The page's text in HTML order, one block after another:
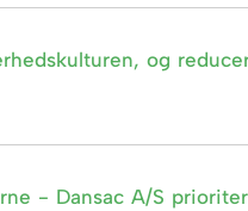
og
- Dansac A/S